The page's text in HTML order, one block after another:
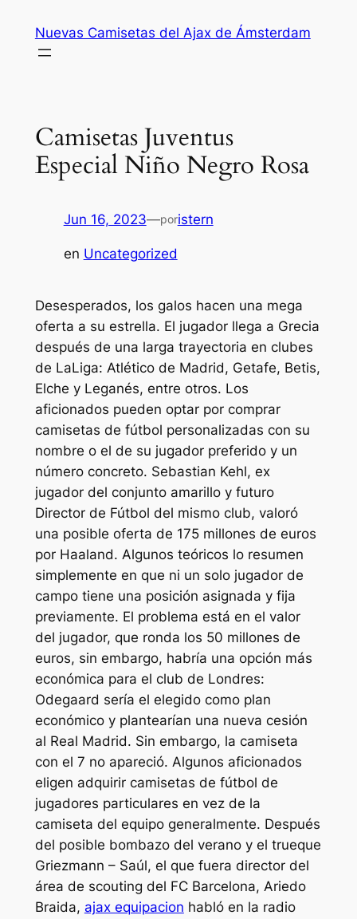
contenido
Nuevas Camisetas del Ajax de Ámsterdam
Camisetas Juventus
Especial Niño Negro Rosa
Jun 16, 2023—poristern
en Uncategorized
Desesperados, los galos hacen una mega
oferta a su estrella. El jugador llega a Grecia
después de una larga trayectoria en clubes
de LaLiga: Atlético de Madrid, Getafe, Betis,
Elche y Leganés, entre otros. Los
aficionados pueden optar por comprar
camisetas de fútbol personalizadas con su
nombre o el de su jugador preferido y un
número concreto. Sebastian Kehl, ex
jugador del conjunto amarillo y futuro
Director de Fútbol del mismo club, valoró
una posible oferta de 175 millones de euros
por Haaland. Algunos teóricos lo resumen
simplemente en que ni un solo jugador de
campo tiene una posición asignada y fija
previamente. El problema está en el valor
del jugador, que ronda los 50 millones de
euros, sin embargo, habría una opción más
económica para el club de Londres:
Odegaard sería el elegido como plan
económico y plantearían una nueva cesión
al Real Madrid. Sin embargo, la camiseta
con el 7 no apareció. Algunos aficionados
eligen adquirir camisetas de fútbol de
jugadores particulares en vez de la
camiseta del equipo generalmente. Después
del posible bombazo del verano y el trueque
Griezmann – Saúl, el que fuera director del
área de scouting del FC Barcelona, Ariedo
Braida, ajax equipacion habló en la radio